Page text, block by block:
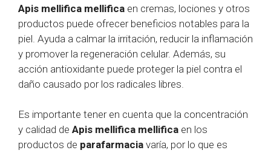
Apis mellifica mellifica en cremas, lociones y otros
productos puede ofrecer beneficios notables para la
piel. Ayuda a calmar la irritación, reducir la inflamación
y promover la regeneración celular. Además, su
acción antioxidante puede proteger la piel contra el
daño causado por los radicales libres.
Es importante tener en cuenta que la concentración
y calidad de Apis mellifica mellifica en los
productos de parafarmacia varía, por lo que es